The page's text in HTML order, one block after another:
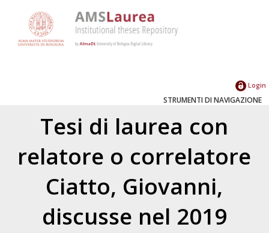
Login
STRUMENTI DI NAVIGAZIONE
Tesi di laurea con
relatore o correlatore
Ciatto, Giovanni,
discusse nel 2019